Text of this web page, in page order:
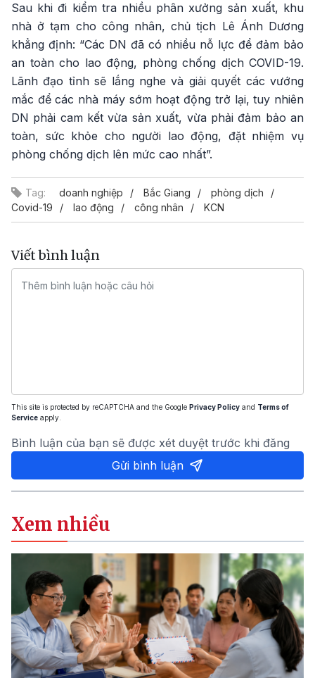
Sau khi đi kiểm tra nhiều phân xưởng sản xuất, khu
nhà ở tạm cho công nhân, chủ tịch Lê Ánh Dương
khẳng định: “Các DN đã có nhiều nỗ lực để đảm bảo
an toàn cho lao động, phòng chống dịch COVID-19.
Lãnh đạo tỉnh sẽ lắng nghe và giải quyết các vướng
mắc để các nhà máy sớm hoạt động trở lại, tuy nhiên
DN phải cam kết vừa sản xuất, vừa phải đảm bảo an
toàn, sức khỏe cho người lao động, đặt nhiệm vụ
phòng chống dịch lên mức cao nhất”.
Tag: doanh nghiệp Bắc Giang
phòng dịch
Covid-19
lao động công nhân KCN
Viết bình luận
This site is protected by reCAPTCHA and the Google Privacy Policy and Terms of
Service apply.
Bình luận của bạn sẽ được xét duyệt trước khi đăng
Gửi bình luận
Xem nhiều